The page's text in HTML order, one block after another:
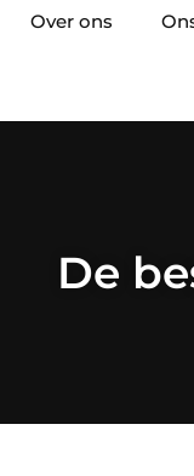
Over ons
De